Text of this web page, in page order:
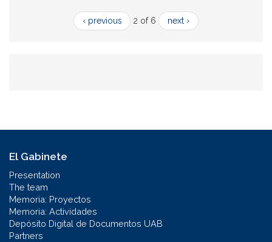
‹ previous 2 of 6 next ›
El Gabinete
Presentation
The team
Memoria: Proyectos
Memoria: Actividades
Depósito Digital de Documentos UAB
Partners